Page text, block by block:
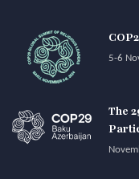
5-6
The